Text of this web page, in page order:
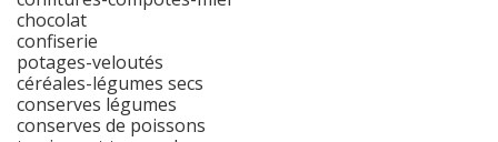
chocolat
confiserie
potages-veloutés
céréales-légumes secs
conserves légumes
conserves de poissons